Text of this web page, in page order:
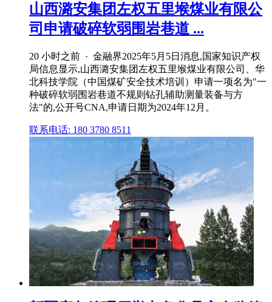
山西潞安集团左权五里堠煤业有限公
司申请破碎软弱围岩巷道 ...
20 小时之前 · 金融界2025年5月5日消息,国家知识产权
局信息显示,山西潞安集团左权五里堠煤业有限公司、华
北科技学院（中国煤矿安全技术培训）申请一项名为"一
种破碎软弱围岩巷道不规则钻孔辅助测量装备与方
法"的,公开号CNA,申请日期为2024年12月。
联系电话: 180 3780 8511